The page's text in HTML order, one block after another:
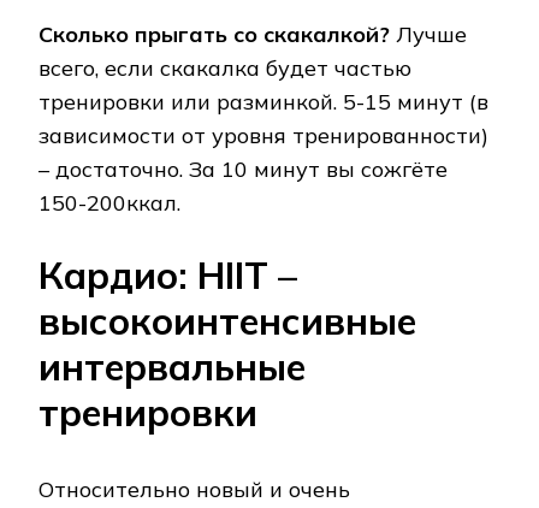
Сколько прыгать со скакалкой? Лучше
всего, если скакалка будет частью
тренировки или разминкой. 5-15 минут (в
зависимости от уровня тренированности)
– достаточно. За 10 минут вы сожгёте
150-200ккал.
Кардио: HIIT –
высокоинтенсивные
интервальные
тренировки
Относительно новый и очень